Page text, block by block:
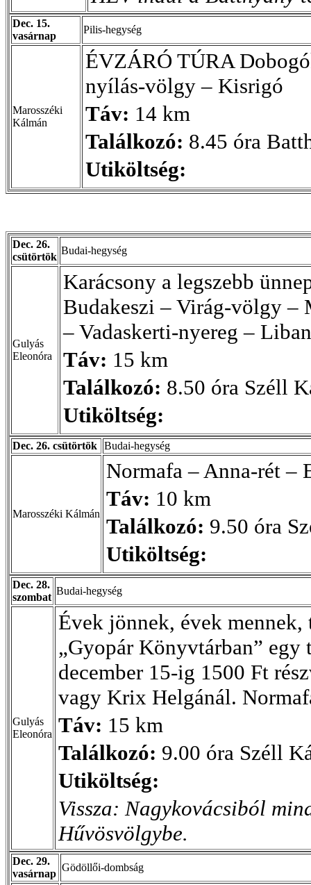
Dec. 15.
vasárnap
Pilis-hegység
Marosszéki
Kálmán
ÉVZÁRÓ TÚRA
nyílás-völgy – Kisrigó
Táv: 14 km
Találkozó: 8.45 óra
Utiköltség:
Dec. 26.
csütörtök
Budai-hegység
Gulyás
Eleonóra
Karácsony a legszebb
Budakeszi – Virág-völgy –
– Vadaskerti-nyereg –
Táv: 15 km
Találkozó: 8.50 óra Széll
Utiköltség:
Dec. 26. csütörtök Budai-hegység
Marosszéki Kálmán
Normafa – Anna-rét –
Táv: 10 km
Találkozó: 9.50 óra
Utiköltség:
Dec. 28.
szombat
Budai-hegység
Gulyás
Eleonóra
Évek jönnek, évek mennek,
„Gyopár Könyvtárban” egy
december 15-ig 1500 Ft
vagy Krix Helgánál.
Táv: 15 km
Találkozó: 9.00 óra Széll
Utiköltség:
Vissza: Nagykovácsiból
Hűvösvölgybe.
Dec. 29.
vasárnap
Gödöllői-dombság